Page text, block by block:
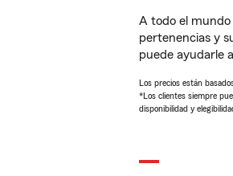
A todo el
pertenencias y
puede ayudarle
Los precios están
*Los clientes siempre
disponibilidad y